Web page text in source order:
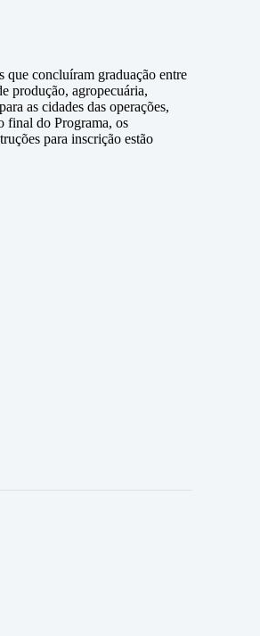
que concluíram graduação entre
produção, agropecuária,
as cidades das operações,
final do Programa, os
para inscrição estão